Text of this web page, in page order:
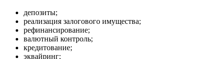
депозиты;
реализация залогового имущества;
рефинансирование;
валютный контроль;
кредитование;
эквайринг;